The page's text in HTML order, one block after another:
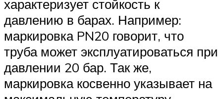
характеризует стойкость к
давлению в барах. Например:
маркировка PN20 говорит, что
труба может эксплуатироваться при
давлении 20 бар. Так же,
маркировка косвенно указывает на